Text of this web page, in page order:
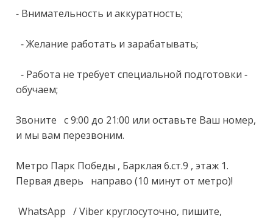
- Внимательность и аккуратность;
обучаем;
Звоните   с 9:00 до 21:00 или оставьте Ваш номер,
и мы вам перезвоним.
Метро Парк Победы , Барклая 6.ст.9 , этаж 1.
Первая дверь   направо (10 минут от метро)!